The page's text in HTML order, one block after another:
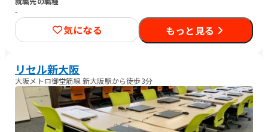
-
気になる もっと見る
リセル新大阪
大阪メトロ御堂筋線 新大阪駅から徒歩3分